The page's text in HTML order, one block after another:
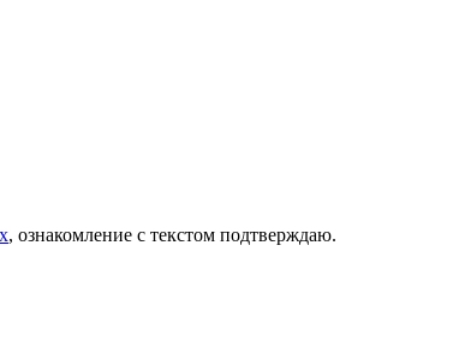
, ознакомление с текстом подтверждаю.